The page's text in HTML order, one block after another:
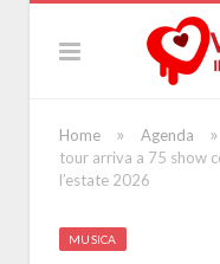
Home » Agenda »
tour arriva a 75 show
l’estate 2026
MUSICA